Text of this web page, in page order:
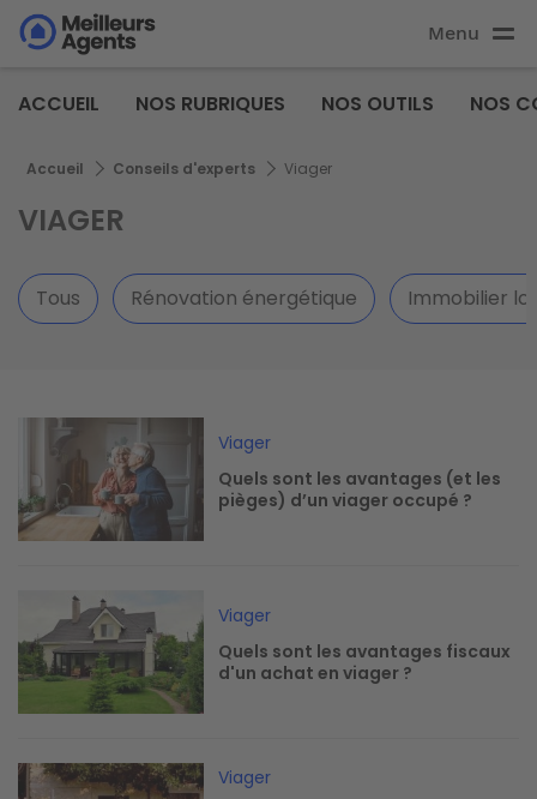
Aller
au
principal
Aller au
principal
Menu
Agents
ACCUEIL NOS RUBRIQUES NOS OUTILS NOS
Fil d'Ariane
Accueil Conseils d'experts Viager
VIAGER
Tous Rénovation énergétique Immobilier
Image
Viager
Quels sont les avantages (et les
pièges) d’un viager occupé ?
Image
Viager
Quels sont les avantages fiscaux
d'un achat en viager ?
Image
Viager